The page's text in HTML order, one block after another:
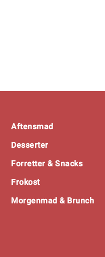
Footer
Aftensmad
Desserter
Forretter & Snacks
Frokost
Morgenmad & Brunch